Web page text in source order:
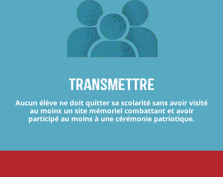
transmettre
Aucun élève ne doit quitter sa scolarité sans avoir visité
au moins un site mémoriel combattant et avoir
participé au moins à une cérémonie patriotique.